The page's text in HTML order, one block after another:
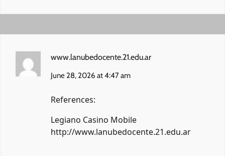
www.lanubedocente.21.edu.ar
June 28, 2026 at 4:47 am
References:
Legiano Casino Mobile
http://www.lanubedocente.21.edu.ar